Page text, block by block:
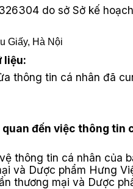
do sở Sở kế
Giấy, Hà Nội
liệu:
thông tin cá nhân đã
đến việc thông tin
thông tin cá nhân của
và Dược phẩm Hưng
thương mại và Dược